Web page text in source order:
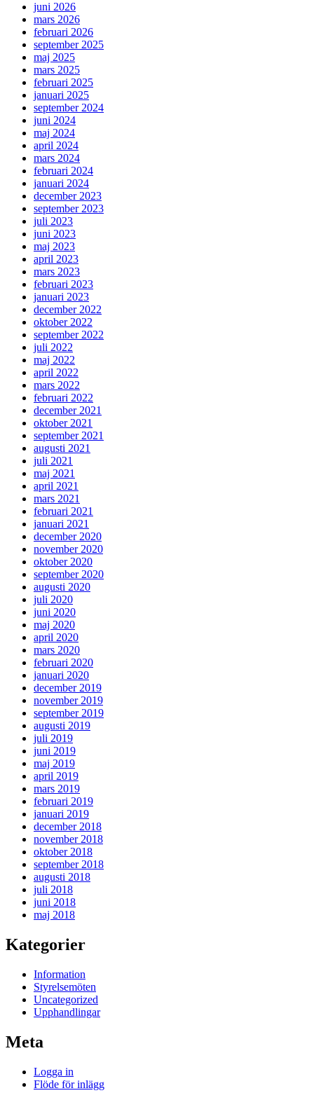
juni 2026
mars 2026
februari 2026
september 2025
maj 2025
mars 2025
februari 2025
januari 2025
september 2024
juni 2024
maj 2024
april 2024
mars 2024
februari 2024
januari 2024
december 2023
september 2023
juli 2023
juni 2023
maj 2023
april 2023
mars 2023
februari 2023
januari 2023
december 2022
oktober 2022
september 2022
juli 2022
maj 2022
april 2022
mars 2022
februari 2022
december 2021
oktober 2021
september 2021
augusti 2021
juli 2021
maj 2021
april 2021
mars 2021
februari 2021
januari 2021
december 2020
november 2020
oktober 2020
september 2020
augusti 2020
juli 2020
juni 2020
maj 2020
april 2020
mars 2020
februari 2020
januari 2020
december 2019
november 2019
september 2019
augusti 2019
juli 2019
juni 2019
maj 2019
april 2019
mars 2019
februari 2019
januari 2019
december 2018
november 2018
oktober 2018
september 2018
augusti 2018
juli 2018
juni 2018
maj 2018
Kategorier
Information
Styrelsemöten
Uncategorized
Upphandlingar
Meta
Logga in
Flöde för inlägg